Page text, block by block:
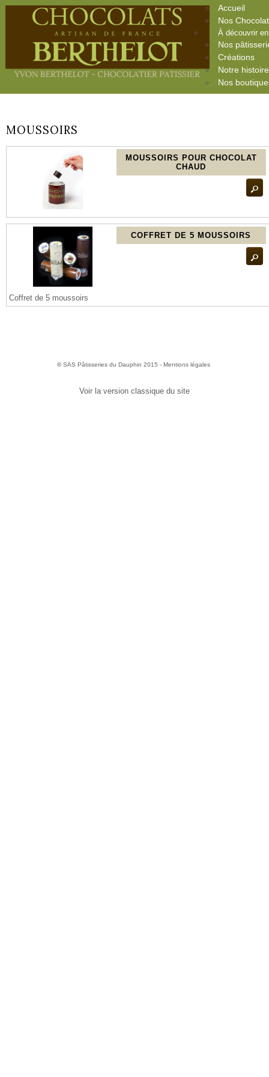
Accueil
Nos
À découvrir
Nos
Créations
Notre histoire
Nos
MOUSSOIRS
MOUSSOIRS POUR CHOCOLAT
CHAUD
s
COFFRET DE 5 MOUSSOIRS
s
Coffret de 5 moussoirs
©SAS Pâtisseries du Dauphin 2015 - Mentions légales
Voir la version classique du site